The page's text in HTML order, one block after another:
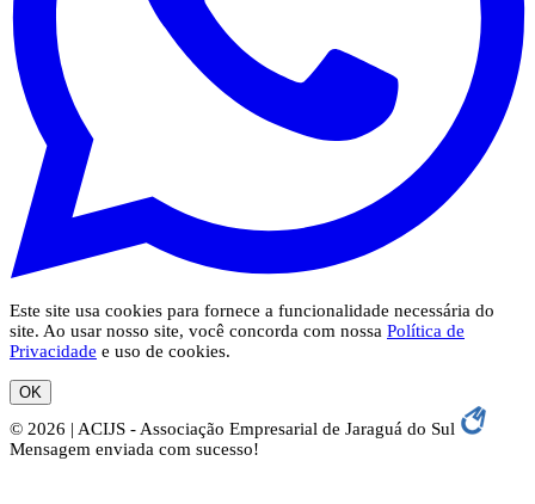
Este site usa cookies para fornece a funcionalidade necessária do
site. Ao usar nosso site, você concorda com nossa Política de
Privacidade e uso de cookies.
OK
© 2026 | ACIJS - Associação Empresarial de Jaraguá do Sul
Mensagem enviada com sucesso!